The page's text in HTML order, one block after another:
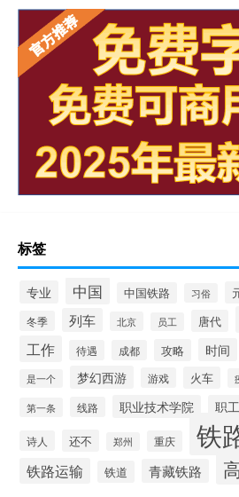
标签
专业 中国 中国铁路 习俗
冬季 列车 北京 员工 唐代
工作 待遇 成都 攻略 时间
是一个 梦幻西游 游戏 火车
第一条 线路 职业技术学院 职工
诗人 还不 郑州 重庆 铁
铁路运输 铁道 青藏铁路